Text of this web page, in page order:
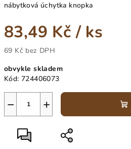
nábytková úchytka knopka
83,49 Kč/ ks
69 Kč bez DPH
cena:
obvykle skladem
Kód: 724406073
+
−